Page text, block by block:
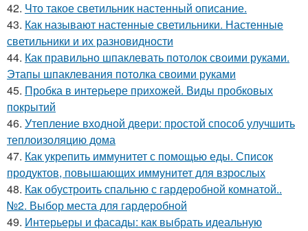
42. Что такое светильник настенный описание.
43. Как называют настенные светильники. Настенные
светильники и их разновидности
44. Как правильно шпаклевать потолок своими руками.
Этапы шпаклевания потолка своими руками
45. Пробка в интерьере прихожей. Виды пробковых
покрытий
46. Утепление входной двери: простой способ улучшить
теплоизоляцию дома
47. Как укрепить иммунитет с помощью еды. Список
продуктов, повышающих иммунитет для взрослых
48. Как обустроить спальню с гардеробной комнатой..
№2. Выбор места для гардеробной
49. Интерьеры и фасады: как выбрать идеальную